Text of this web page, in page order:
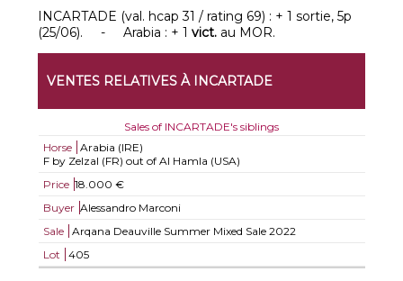
INCARTADE (val. hcap 31 / rating 69) : + 1 sortie, 5p
(25/06). - Arabia : + 1vict. au MOR.
VENTES RELATIVES À INCARTADE
Sales of INCARTADE's siblings
Horse
Arabia (IRE)
F by Zelzal (FR) out of Al Hamla (USA)
Price 18.000 €
Buyer Alessandro Marconi
Sale
Arqana Deauville Summer Mixed Sale 2022
Lot
405